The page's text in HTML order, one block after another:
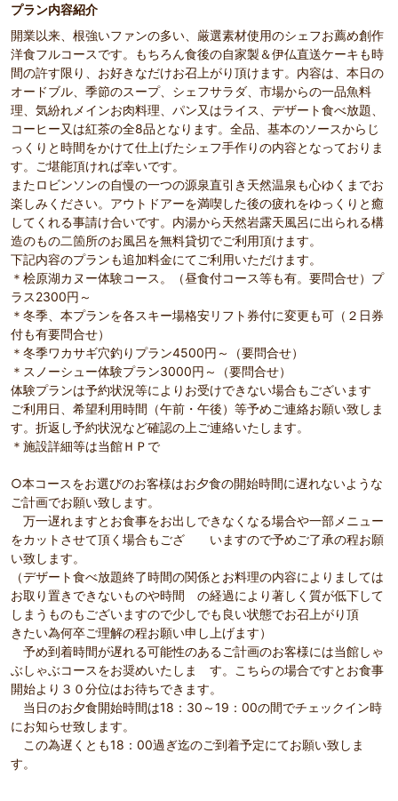
プラン内容紹介
開業以来、根強いファンの多い、厳選素材使用のシェフお薦め創作
洋食フルコースです。もちろん食後の自家製＆伊仏直送ケーキも時
間の許す限り、お好きなだけお召上がり頂けます。内容は、本日の
オードブル、季節のスープ、シェフサラダ、市場からの一品魚料
理、気紛れメインお肉料理、パン又はライス、デザート食べ放題、
コーヒー又は紅茶の全8品となります。全品、基本のソースからじ
っくりと時間をかけて仕上げたシェフ手作りの内容となっておりま
す。ご堪能頂ければ幸いです。
またロビンソンの自慢の一つの源泉直引き天然温泉も心ゆくまでお
楽しみください。アウトドアーを満喫した後の疲れをゆっくりと癒
してくれる事請け合いです。内湯から天然岩露天風呂に出られる構
造のもの二箇所のお風呂を無料貸切でご利用頂けます。
下記内容のプランも追加料金にてご利用いただけます。
＊桧原湖カヌー体験コース。（昼食付コース等も有。要問合せ）プ
ラス2300円～
＊冬季、本プランを各スキー場格安リフト券付に変更も可（２日券
付も有要問合せ）
＊冬季ワカサギ穴釣りプラン4500円～（要問合せ）
＊スノーシュー体験プラン3000円～（要問合せ）
体験プランは予約状況等によりお受けできない場合もございます
ご利用日、希望利用時間（午前・午後）等予めご連絡お願い致しま
す。折返し予約状況など確認の上ご連絡いたします。
＊施設詳細等は当館ＨＰで
○本コースをお選びのお客様はお夕食の開始時間に遅れないような
ご計画でお願い致します。
万一遅れますとお食事をお出しできなくなる場合や一部メニュー
をカットさせて頂く場合もござ いますので予めご了承の程お願
い致します。
（デザート食べ放題終了時間の関係とお料理の内容によりましては
お取り置きできないものや時間 の経過により著しく質が低下して
しまうものもございますので少しでも良い状態でお召上がり頂
きたい為何卒ご理解の程お願い申し上げます）
予め到着時間が遅れる可能性のあるご計画のお客様には当館しゃ
ぶしゃぶコースをお奨めいたしま す。こちらの場合ですとお食事
開始より３０分位はお待ちできます。
当日のお夕食開始時間は18：30～19：00の間でチェックイン時
にお知らせ致します。
この為遅くとも18：00過ぎ迄のご到着予定にてお願い致しま
す。